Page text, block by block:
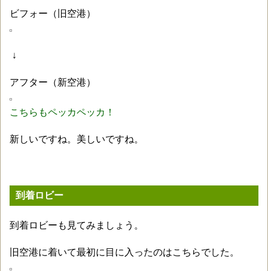
ビフォー（旧空港）
↓
アフター（新空港）
こちらもペッカペッカ！
新しいですね。美しいですね。
到着ロビー
到着ロビーも見てみましょう。
旧空港に着いて最初に目に入ったのはこちらでした。